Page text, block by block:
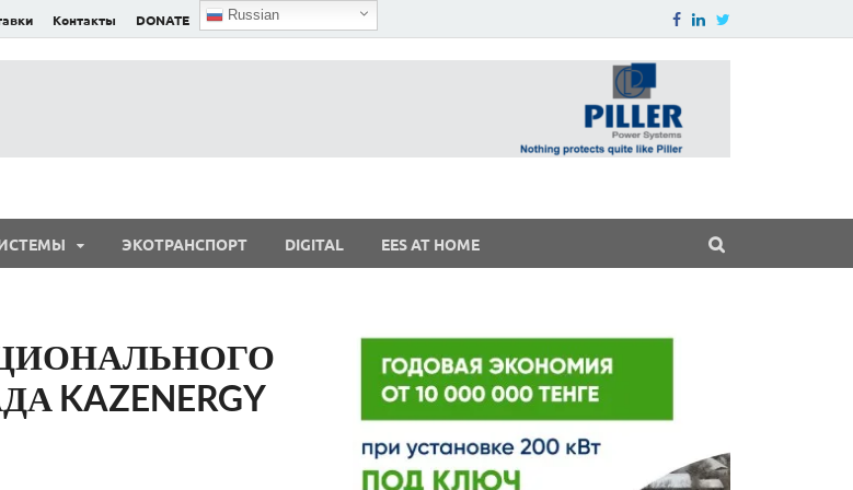
Контакты DONATE Russian
ЭКОТРАНСПОРТ DIGITAL EES AT HOME
KAZENERGY